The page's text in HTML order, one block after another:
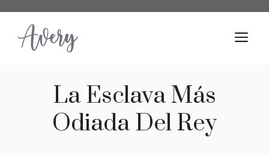
contenido
La Esclava Más
Odiada Del Rey